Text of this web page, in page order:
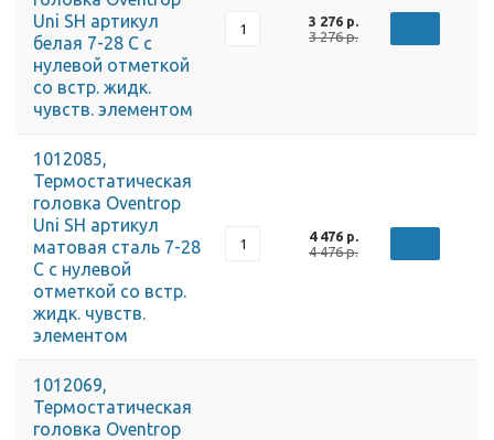
Uni SH артикул
белая 7-28 С с
нулевой отметкой
со встр. жидк.
чувств. элементом
3 276 р.
3 276 р.
1012085,
Термостатическая
головка Oventrop
Uni SH артикул
матовая сталь 7-28
С с нулевой
отметкой со встр.
жидк. чувств.
элементом
4 476 р.
4 476 р.
1012069,
Термостатическая
головка Oventrop